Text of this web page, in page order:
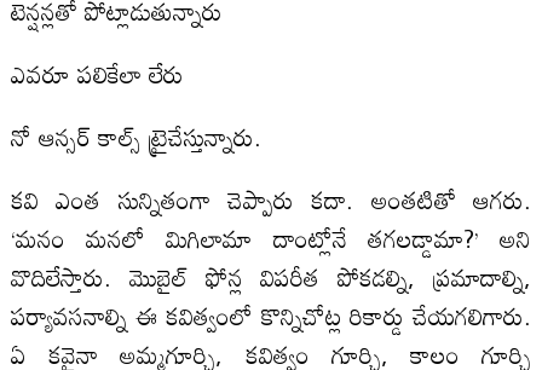
టెన్షన్లతో పోట్లాడుతున్నారు
ఎవరూ పలికేలా లేరు
నో ఆన్సర్‌ కాల్స్‌ ట్రైచేస్తున్నారు.
కవి ఎంత సున్నితంగా చెప్పారు కదా. అంతటితో ఆగరు.
‘మనం మనలో మిగిలామా దాంట్లోనే తగలడ్డామా?’ అని
వొదిలేస్తారు. మొబైల్‌ ఫోన్ల విపరీత పోకడల్ని, ప్రమాదాల్ని,
పర్యావసనాల్ని ఈ కవిత్వంలో కొన్నిచోట్ల రికార్డు చేయగలిగారు.
ఏ కవైనా అమ్మగూర్చి, కవిత్వం గూర్చి, కాలం గూర్చి